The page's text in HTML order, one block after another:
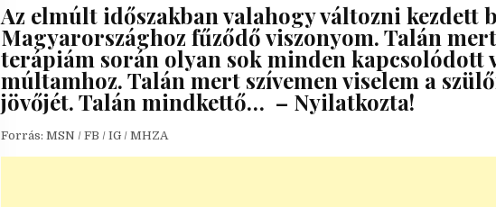
Az elmúlt időszakban valahogy változni kezdett
Magyarországhoz fűződő viszonyom. Talán
terápiám során olyan sok minden kapcsolódott
múltamhoz. Talán mert szívemen viselem a
jövőjét. Talán mindkettő… – Nyilatkozta!
Forrás: MSN / FB / IG / MHZA